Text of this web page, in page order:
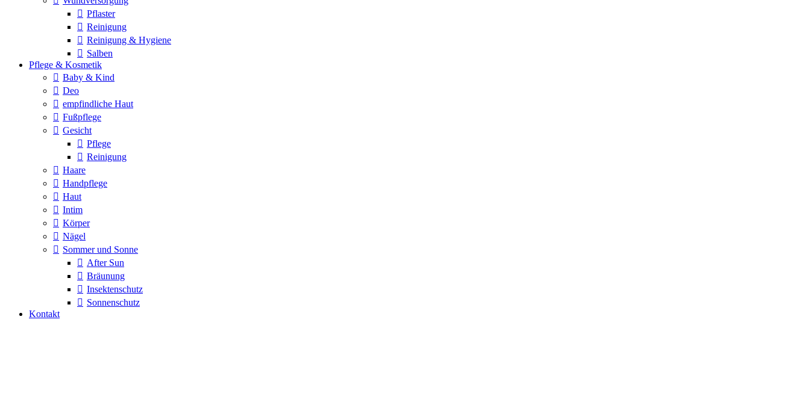
Pflaster
Reinigung
Reinigung & Hygiene
Salben
Pflege & Kosmetik
Baby & Kind
Deo
empfindliche Haut
Fußpflege
Gesicht
Pflege
Reinigung
Haare
Handpflege
Haut
Intim
Körper
Nägel
Sommer und Sonne
After Sun
Bräunung
Insektenschutz
Sonnenschutz
Kontakt